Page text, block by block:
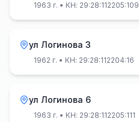
1963 г. • КН: 29:28:112205:109
ул Логинова 3
1962 г. • КН: 29:28:112204:16
ул Логинова 6
1963 г. • КН: 29:28:112205:111